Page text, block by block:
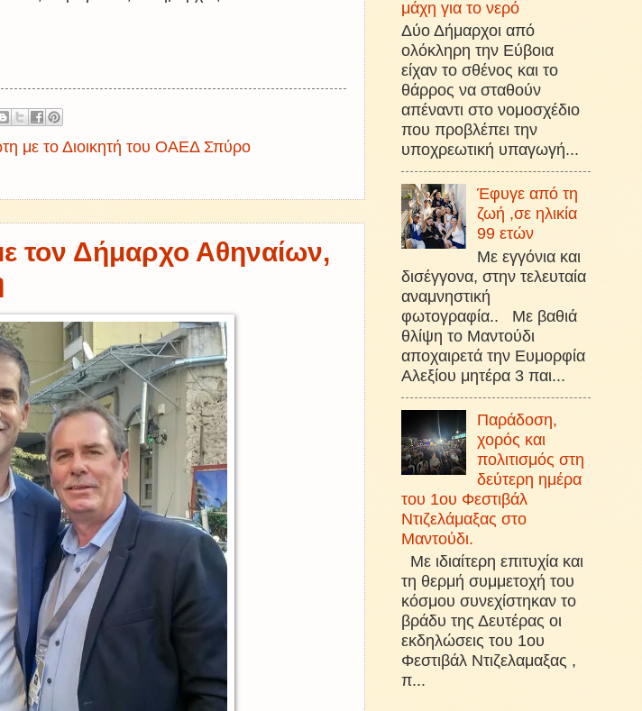
με το Διοικητή του ΟΑΕΔ Σπύρο
τον Δήμαρχο Αθηναίων,
μάχη για το νερό
Δύο Δήμαρχοι από
ολόκληρη την Εύβοια
είχαν το σθένος και το
θάρρος να σταθούν
απέναντι στο νομοσχέδιο
που προβλέπει την
υποχρεωτική υπαγωγή...
Έφυγε από τη
ζωή ,σε ηλικία
99 ετών
Με εγγόνια και
δισέγγονα, στην τελευταία
αναμνηστική
φωτογραφία.. Με βαθιά
θλίψη το Μαντούδι
αποχαιρετά την Ευμορφία
Αλεξίου μητέρα 3 παι...
Παράδοση,
χορός και
πολιτισμός στη
δεύτερη ημέρα
του 1ου Φεστιβάλ
Ντιζελάμαξας στο
Μαντούδι.
Με ιδιαίτερη επιτυχία και
τη θερμή συμμετοχή του
κόσμου συνεχίστηκαν το
βράδυ της Δευτέρας οι
εκδηλώσεις του 1ου
Φεστιβάλ Ντιζελαμαξας ,
π...